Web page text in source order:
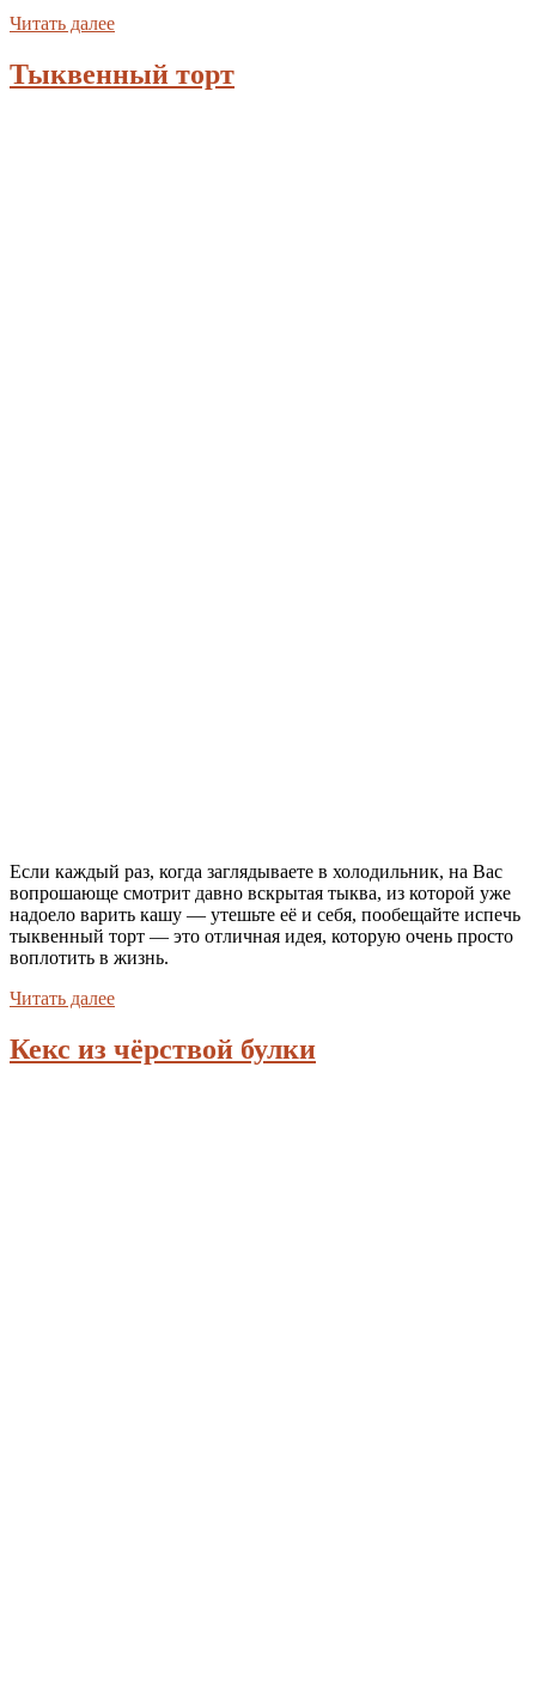
Читать далее
Тыквенный торт
Если каждый раз, когда заглядываете в холодильник, на Вас
вопрошающе смотрит давно вскрытая тыква, из которой уже
надоело варить кашу — утешьте её и себя, пообещайте испечь
тыквенный торт — это отличная идея, которую очень просто
воплотить в жизнь.
Читать далее
Кекс из чёрствой булки